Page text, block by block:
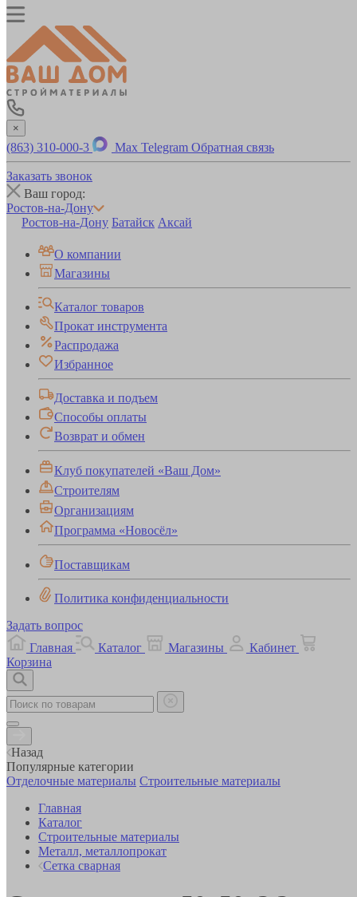
×
(863) 310-000-3 Max Telegram Обратная связь
Заказать звонок
Ваш город:
Ростов-на-Дону
Ростов-на-Дону Батайск Аксай
О компании
Магазины
Каталог товаров
Прокат инструмента
Распродажа
Избранное
Доставка и подъем
Способы оплаты
Возврат и обмен
Клуб покупателей «Ваш Дом»
Строителям
Организациям
Программа «Новосёл»
Поставщикам
Политика конфиденциальности
Задать вопрос
Главная
Каталог Магазины
Кабинет
Корзина
Назад
Популярные категории
Отделочные материалы Строительные материалы
Главная
Каталог
Строительные материалы
Металл, металлопрокат
Сетка сварная